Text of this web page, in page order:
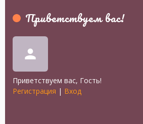
Приветствуем вас!
person
Приветствуем вас, Гость!
Регистрация | Вход